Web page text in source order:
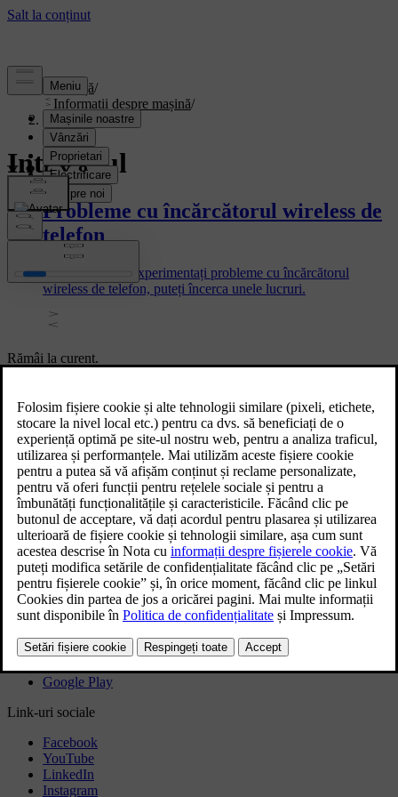
Asistență/
Informații despre mașină/
Interiorul
Interiorul
Probleme cu încărcătorul wireless de
telefon
În cazul în care experimentați probleme cu încărcătorul
wireless de telefon, puteți încerca unele lucruri.